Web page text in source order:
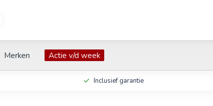
Merken Actie v/d week
Inclusief garantie